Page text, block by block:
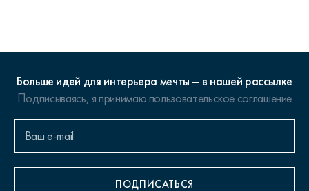
Больше идей для интерьера мечты – в нашей рассылке
Подписываясь, я принимаюпользовательское соглашение
ПОДПИСАТЬСЯ